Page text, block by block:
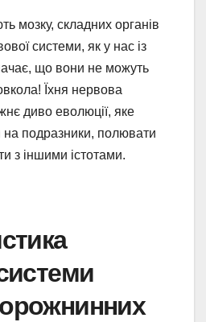
мозку, складних органів
системи, як у нас із
що вони не можуть
Їхня нервова
диво еволюції, яке
на подразники, полювати
з іншими істотами.